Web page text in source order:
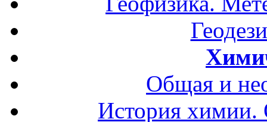
Общая и
История